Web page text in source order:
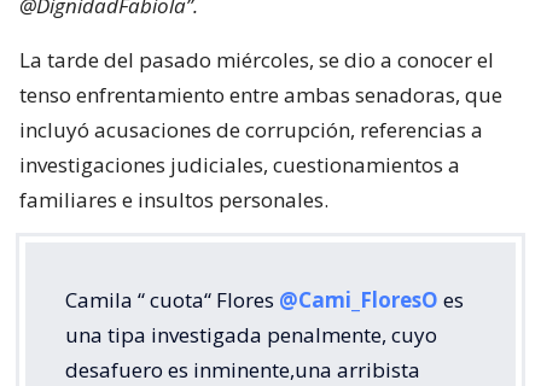
@DignidadFabiola”.
La tarde del pasado miércoles, se dio a conocer el
tenso enfrentamiento entre ambas senadoras, que
incluyó acusaciones de corrupción, referencias a
investigaciones judiciales, cuestionamientos a
familiares e insultos personales.
Camila “ cuota“ Flores @Cami_FloresO es
una tipa investigada penalmente, cuyo
desafuero es inminente,una arribista